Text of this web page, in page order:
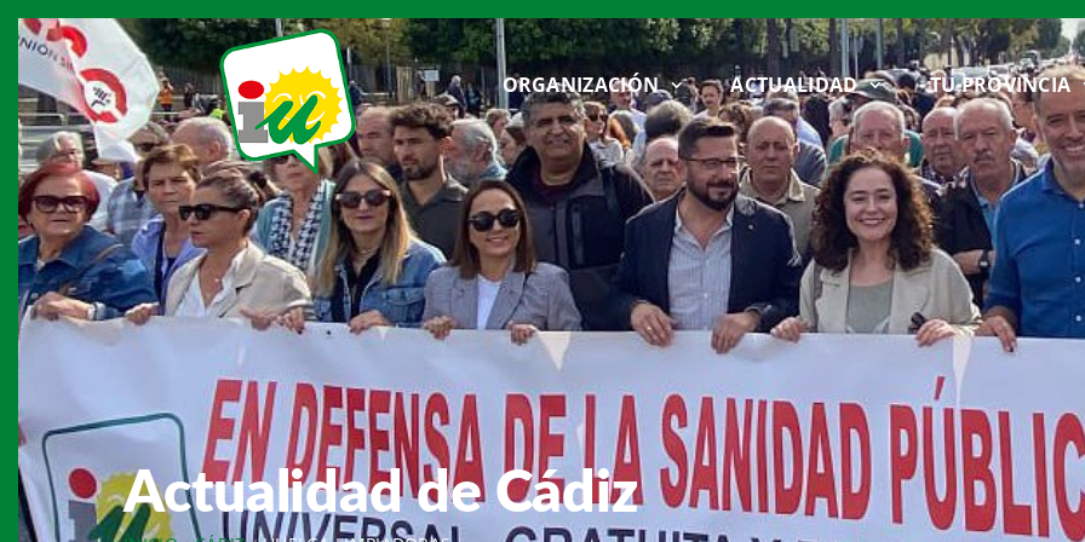
ORGANIZACIÓN ACTUALIDAD TU PROVINCIA
Actualidad de Cádiz